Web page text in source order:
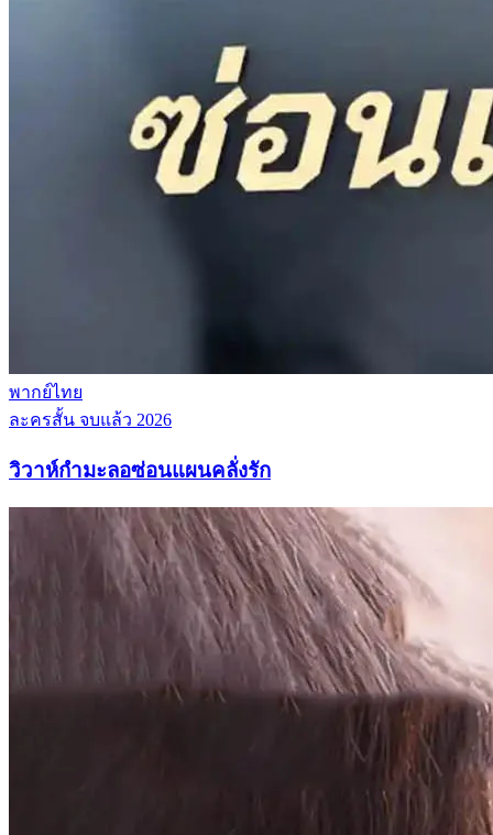
พากย์ไทย
ละครสั้น จบแล้ว 2026
วิวาห์กำมะลอซ่อนแผนคลั่งรัก